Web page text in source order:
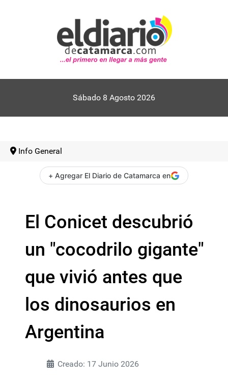
Sábado 8 Agosto 2026
Info General
+ Agregar El Diario de Catamarca en
El Conicet descubrió
un "cocodrilo gigante"
que vivió antes que
los dinosaurios en
Argentina
Creado: 17 Junio 2026